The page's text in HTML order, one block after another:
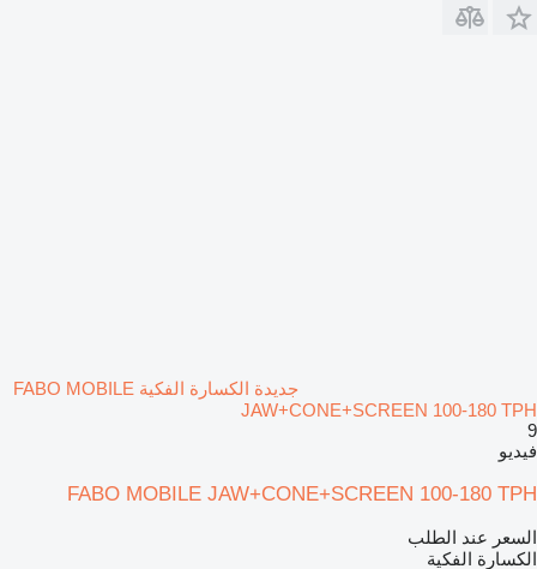
جديدة الكسارة الفكية FABO MOBILE
JAW+CONE+SCREEN 100-180 TPH
9
فيديو
FABO MOBILE JAW+CONE+SCREEN 100-180 TPH
السعر عند الطلب
الكسارة الفكية